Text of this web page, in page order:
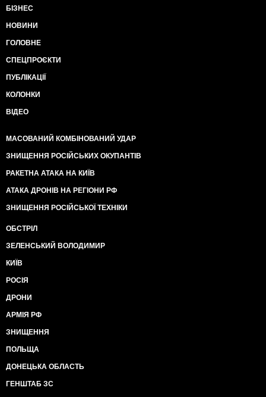
БІЗНЕС
НОВИНИ
ГОЛОВНЕ
СПЕЦПРОЄКТИ
ПУБЛІКАЦІЇ
КОЛОНКИ
ВІДЕО
МАСОВАНИЙ КОМБІНОВАНИЙ УДАР
ЗНИЩЕННЯ РОСІЙСЬКИХ ОКУПАНТІВ
РАКЕТНА АТАКА НА КИЇВ
АТАКА ДРОНІВ НА РЕГІОНИ РФ
ЗНИЩЕННЯ РОСІЙСЬКОЇ ТЕХНІКИ
ОБСТРІЛ
ЗЕЛЕНСЬКИЙ ВОЛОДИМИР
КИЇВ
РОСІЯ
ДРОНИ
АРМІЯ РФ
ЗНИЩЕННЯ
ПОЛЬЩА
ДОНЕЦЬКА ОБЛАСТЬ
ГЕНШТАБ ЗС